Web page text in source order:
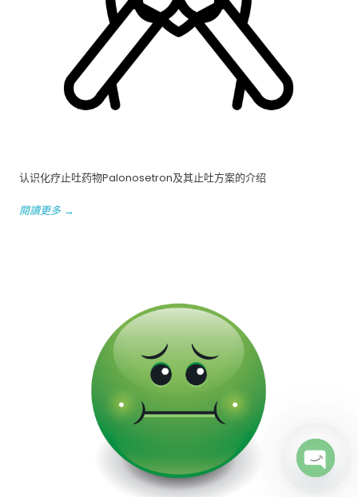
认识化疗止吐药物Palonosetron及其止吐方案的介绍
閱讀更多 →
Open